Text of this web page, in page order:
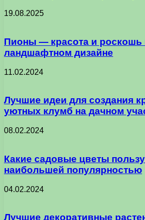
19.08.2025
Пионы — красота и роскошь
ландшафтном дизайне
11.02.2024
Лучшие идеи для создания
уютных клумб на дачном
08.02.2024
Какие садовые цветы
наибольшей популярностью
04.02.2024
Лучшие декоративные